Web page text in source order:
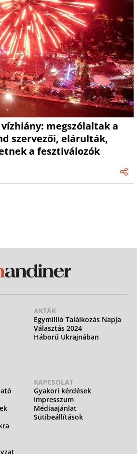
megszólaltak a
szervezői, elárulták,
a fesztiválozók
AKTÁK
Egymillió Találkozás Napja
Választás 2024
Háború Ukrajnában
KAPCSOLAT
Gyakori kérdések
Impresszum
Médiaajánlat
Sütibeállítások